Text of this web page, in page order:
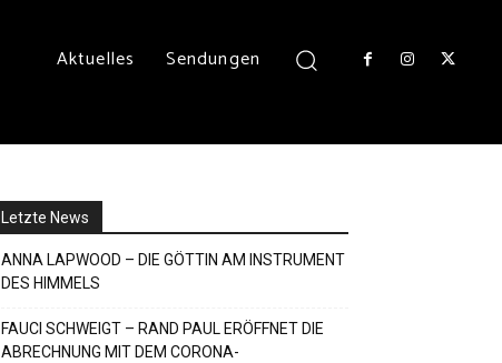
Aktuelles Sendungen
Letzte News
ANNA LAPWOOD – DIE GÖTTIN AM INSTRUMENT
DES HIMMELS
FAUCI SCHWEIGT – RAND PAUL ERÖFFNET DIE
ABRECHNUNG MIT DEM CORONA-